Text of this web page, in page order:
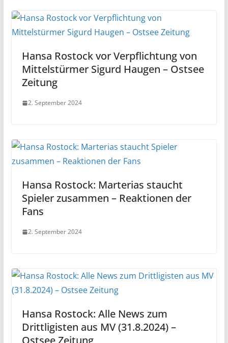
Hansa Rostock vor Verpflichtung von
Mittelstürmer Sigurd Haugen – Ostsee
Zeitung
2. September 2024
Hansa Rostock: Marterias staucht
Spieler zusammen – Reaktionen der
Fans
2. September 2024
Hansa Rostock: Alle News zum
Drittligisten aus MV (31.8.2024) –
Ostsee Zeitung